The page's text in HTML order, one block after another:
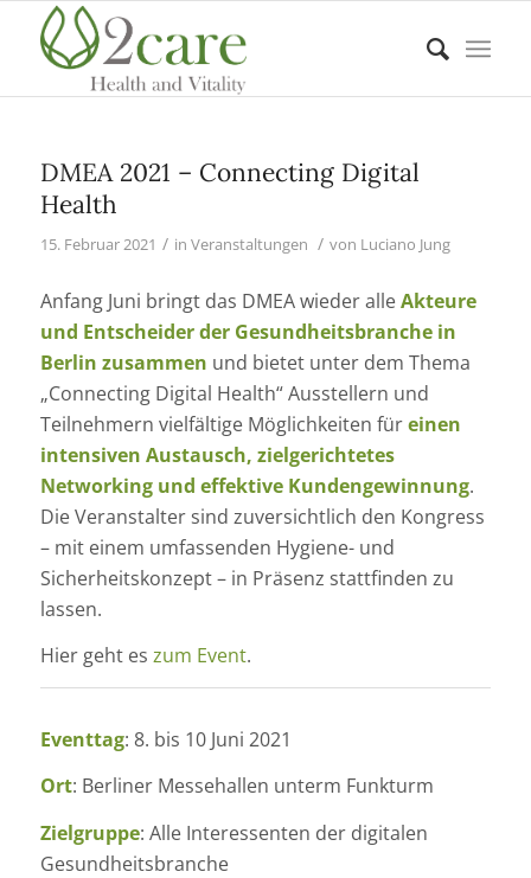
DMEA 2021 – Connecting Digital
Health
15. Februar 2021 / in Veranstaltungen / von Luciano Jung
Anfang Juni bringt das DMEA wieder alleAkteure
und Entscheider der Gesundheitsbranche in
Berlin zusammen und bietet unter dem Thema
„Connecting Digital Health“ Ausstellern und
Teilnehmern vielfältige Möglichkeiten füreinen
intensiven Austausch, zielgerichtetes
Networking und effektive Kundengewinnung.
Die Veranstalter sind zuversichtlich den Kongress
– mit einem umfassenden Hygiene- und
Sicherheitskonzept – in Präsenz stattfinden zu
lassen.
Hier geht es zum Event.
Eventtag: 8. bis 10 Juni 2021
Ort: Berliner Messehallen unterm Funkturm
Zielgruppe: Alle Interessenten der digitalen
Gesundheitsbranche